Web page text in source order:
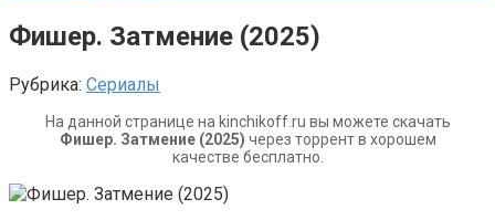
Фишер. Затмение (2025)
Рубрика: Сериалы
На данной странице на kinchikoff.ru вы можете скачать
Фишер. Затмение (2025) через торрент в хорошем
качестве бесплатно.